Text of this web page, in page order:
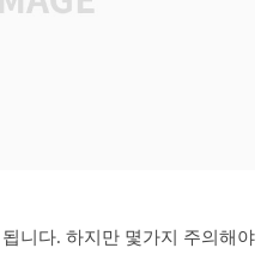
니다. 하지만 몇가지 주의해야